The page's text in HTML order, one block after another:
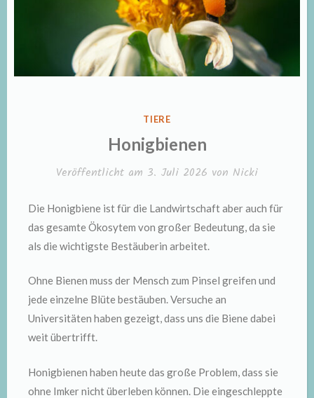
VERÖFFENTLICHT
IN
TIERE
Honigbienen
Veröffentlicht am 3. Juli 2026 von Nicki
Die Honigbiene ist für die Landwirtschaft aber auch für
das gesamte Ökosytem von großer Bedeutung, da sie
als die wichtigste Bestäuberin arbeitet.
Ohne Bienen muss der Mensch zum Pinsel greifen und
jede einzelne Blüte bestäuben. Versuche an
Universitäten haben gezeigt, dass uns die Biene dabei
weit übertrifft.
Honigbienen haben heute das große Problem, dass sie
ohne Imker nicht überleben können. Die eingeschleppte